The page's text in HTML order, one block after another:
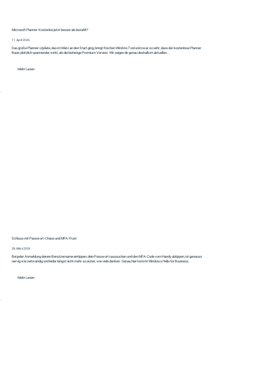
Microsoft Planner: Kostenlos jetzt besser als bezahlt?
11. April 2026
Das große Planner‑Update, das im März an den Start ging, bringt frischen Wind ins Tool und zwar so sehr, dass der kostenlose Planner
Basic plötzlich spannender wirkt, als die bisherige Premium‑Version. Wir zeigen dir genau deshalb im aktuellen...
Mehr Lesen
Schluss mit Passwort-Chaos und MFA-Frust
28. März 2026
Bei jeder Anmeldung deinen Benutzername eintippen, dein Passwort raussuchen und den MFA-Code vom Handy abtippen, ist genauso
nervig wie zeitwändig und leider längst nicht mehr so sicher, wie viele denken. Genau hier kommt Windows Hello for Business..
Mehr Lesen